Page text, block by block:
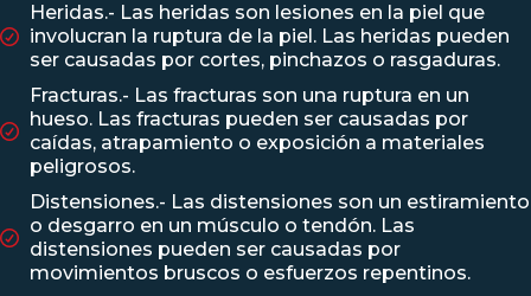
Heridas.- Las heridas son lesiones en la piel que
involucran la ruptura de la piel. Las heridas pueden
ser causadas por cortes, pinchazos o rasgaduras.
Fracturas.- Las fracturas son una ruptura en un
hueso. Las fracturas pueden ser causadas por
caídas, atrapamiento o exposición a materiales
peligrosos.
Distensiones.- Las distensiones son un estiramiento
o desgarro en un músculo o tendón. Las
distensiones pueden ser causadas por
movimientos bruscos o esfuerzos repentinos.